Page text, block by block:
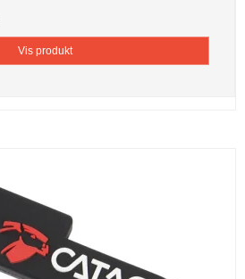
Vis produkt